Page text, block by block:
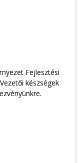
Fejlesztési
készségek